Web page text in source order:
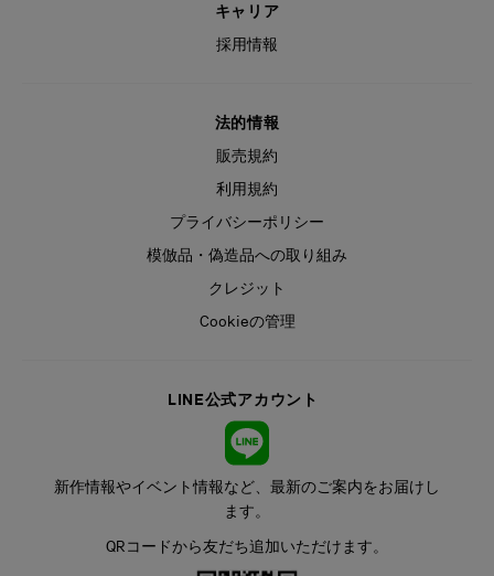
キャリア
採用情報
法的情報
販売規約
利用規約
プライバシーポリシー
模倣品・偽造品への取り組み
クレジット
Cookieの管理
LINE公式アカウント
新作情報やイベント情報など、最新のご案内をお届けし
ます。
QRコードから友だち追加いただけます。